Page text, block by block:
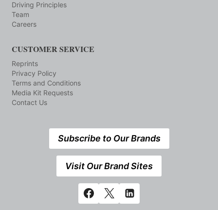
Driving Principles
Team
Careers
CUSTOMER SERVICE
Reprints
Privacy Policy
Terms and Conditions
Media Kit Requests
Contact Us
Subscribe to Our Brands
Visit Our Brand Sites